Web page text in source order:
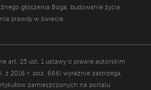
głoszenia Boga, budowanie życia
prawdy w świecie.
art. 25 ust. 1 ustawy o prawie autorskim
z 2016 r. poz. 666) wyraźnie zastrzega,
zamieszczonych na portalu